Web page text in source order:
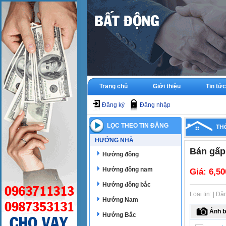
Trang chủ Giới thiệu Tin tức
Đăng ký Đăng nhập
LỌC THEO TIN ĐĂNG
HƯỚNG NHÀ
Hướng đông
Hướng đông nam
Hướng đông bắc
Hướng Nam
Hướng Bắc
Bán
Giá:
Loại tin: |
Ảnh